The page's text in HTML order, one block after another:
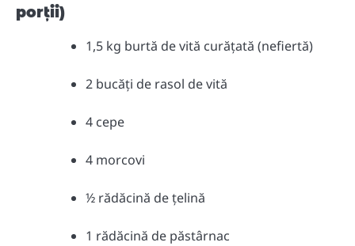
porții)
1,5 kg burtă de vită curățată (nefiertă)
2 bucăți de rasol de vită
4 cepe
4 morcovi
½ rădăcină de țelină
1 rădăcină de păstârnac